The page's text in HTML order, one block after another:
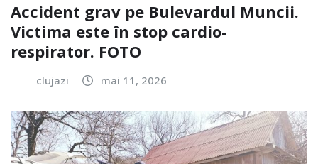
Accident grav pe Bulevardul Muncii.
Victima este în stop cardio-
respirator. FOTO
clujazi mai 11, 2026